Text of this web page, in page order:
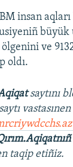
insan aqları
ve
oldı.
saytını
taqip etiñiz.